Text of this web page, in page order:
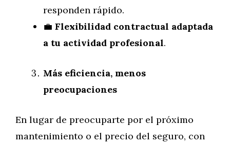
responden rápido.
💼 Flexibilidad contractual adaptada
a tu actividad profesional.
Más eficiencia, menos
preocupaciones
En lugar de preocuparte por el próximo
mantenimiento o el precio del seguro, con